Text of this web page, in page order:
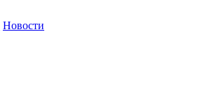
Новости